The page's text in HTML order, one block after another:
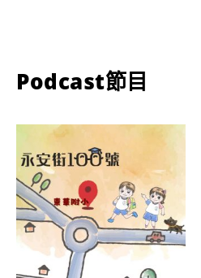
Podcast節目